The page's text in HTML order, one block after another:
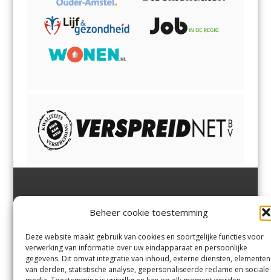
Beheer cookie toestemming
Deze website maakt gebruik van cookies en soortgelijke functies voor
verwerking van informatie over uw eindapparaat en persoonlijke
gegevens. Dit omvat integratie van inhoud, externe diensten, elementen
van derden, statistische analyse, gepersonaliseerde reclame en sociale
Margadantstraat 34
0255-533900
info@jutter.nlofinfo@hofgee
st.nl
Velserbroek,Velsen-Zuid,
Zuid,Driehuisen
Spaarnwoude.